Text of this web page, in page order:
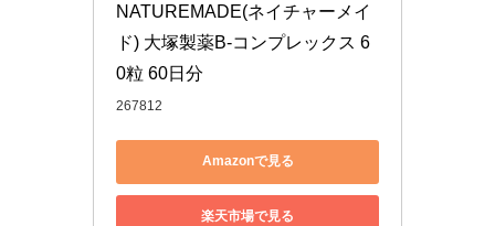
NATUREMADE(ネイチャーメイ
ド) 大塚製薬B-コンプレックス 6
0粒 60日分
267812
Amazonで見る
楽天市場で見る